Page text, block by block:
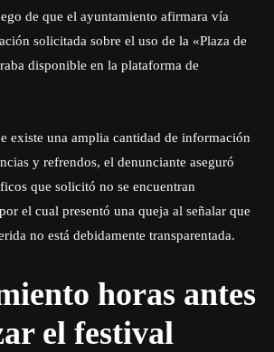
de que el ayuntamiento afirmara vía
solicitada sobre el uso de la «Plaza de
disponible en la plataforma de
existe una amplia cantidad de información
y refrendos, el denunciante aseguró
que solicitó no se encuentran
el cual presentó una queja al señalar que
no está debidamente transparentada.
horas antes
el festival